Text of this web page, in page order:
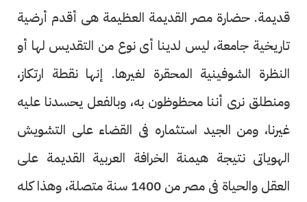
قديمة. حضارة مصر القديمة العظيمة هى أقدم أرضية
تاريخية جامعة، ليس لدينا أى نوع من التقديس لها أو
النظرة الشوفينية المحقرة لغيرها. إنها نقطة ارتكاز،
ومنطلق نرى أننا محظوظون به، وبالفعل يحسدنا عليه
غيرنا، ومن الجيد استثماره فى القضاء على التشويش
الهوياتى نتيجة هيمنة الخرافة العربية القديمة على
العقل والحياة فى مصر من 1400 سنة متصلة، وهذا كله